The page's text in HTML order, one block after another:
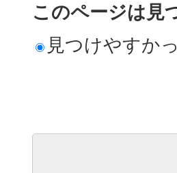
このページは見
見つけやすか